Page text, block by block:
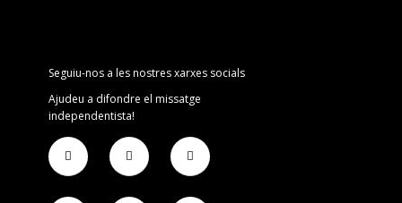
Seguiu-nos a les nostres xarxes socials
Ajudeu a difondre el missatge
independentista!